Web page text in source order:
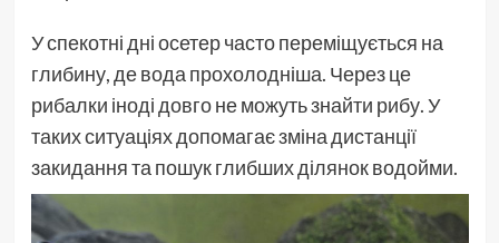
У спекотні дні осетер часто переміщується на
глибину, де вода прохолодніша. Через це
рибалки іноді довго не можуть знайти рибу. У
таких ситуаціях допомагає зміна дистанції
закидання та пошук глибших ділянок водойми.